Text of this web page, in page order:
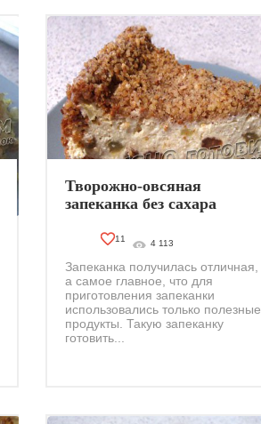
Творожно-овсяная
запеканка без сахара
11 4 113
Запеканка получилась отличная,
а самое главное, что для
приготовления запеканки
использовались только полезные
продукты. Такую запеканку
готовить...